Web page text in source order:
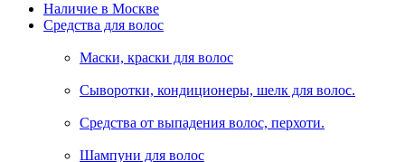
Наличие в Москве
Средства для волос
Маски, краски для волос
Сыворотки, кондиционеры, шелк для волос.
Средства от выпадения волос, перхоти.
Шампуни для волос